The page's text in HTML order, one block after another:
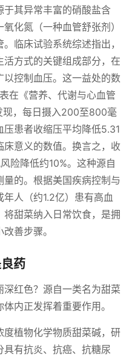
于其异常丰富的硝酸盐含
化氮（一种血管舒张剂）
临床试验系统综述指出，
方式的关键组成部分，在
控制血压。这一益处的数
在《营养、代谢与心血管
现，每日摄入200至800毫
患者收缩压平均降低5.31
意义的数值。换言之，收
险降低约10%。这种源自
的。根据美国疾病控制与
人（约1.2亿）患有高血
甜菜纳入日常饮食，是拥
善步骤。
药
红色？源自一类名为甜菜
内正发挥着重要作用。
植物化学物质甜菜碱，研
有抗炎、抗癌、抗糖尿